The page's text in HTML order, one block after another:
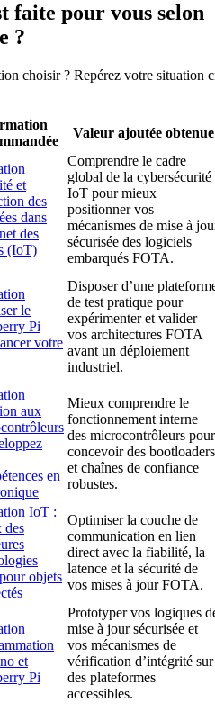
faite pour vous selon
?
choisir ? Repérez votre situation
Valeur ajoutée obtenue
et
des
dans
des
(IoT)
Comprendre le cadre
global de la cybersécurité
IoT pour mieux
positionner vos
mécanismes de mise à
sécurisée des logiciels
embarqués FOTA.
le
Pi
votre
Disposer d’une
de test pratique pour
expérimenter et valider
vos architectures FOTA
avant un déploiement
industriel.
aux
en
Mieux comprendre le
fonctionnement interne
des microcontrôleurs pour
concevoir des bootloaders
et chaînes de confiance
robustes.
IoT :
des
objets
Optimiser la couche de
communication en lien
direct avec la fiabilité, la
latence et la sécurité de
vos mises à jour FOTA.
et
Pi
Prototyper vos logiques
mise à jour sécurisée et
vos mécanismes de
vérification d’intégrité sur
des plateformes
accessibles.